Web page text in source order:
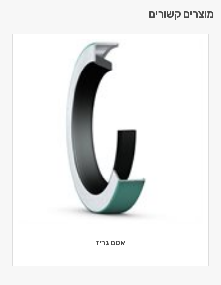
מוצרים קשורים
אטם גריז